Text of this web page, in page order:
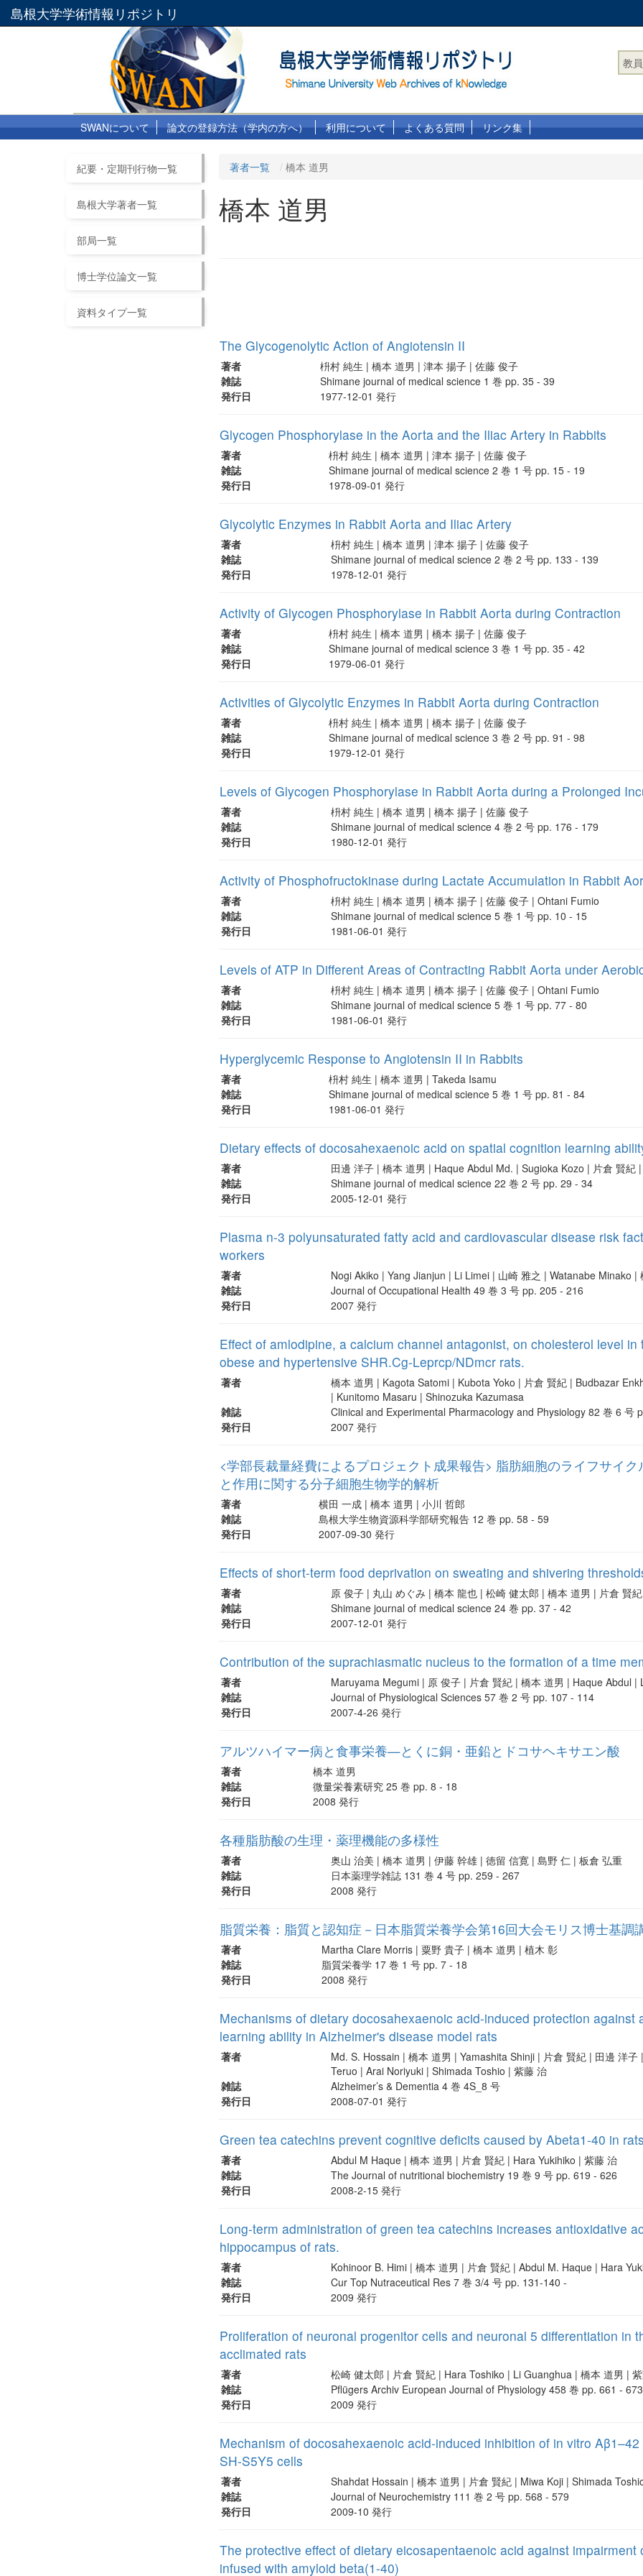
島根大学学術情報リポジトリ
教
SWANについて 論文の登録方法（学内の方へ） 利用について よくある質問 リンク集
紀要・定期刊行物一覧
島根大学著者一覧
部局一覧
博士学位論文一覧
資料タイプ一覧
著者一覧 橋本 道男
橋本 道男
The Glycogenolytic Action of Angiotensin II
著者
枡村 純生 | 橋本 道男 | 津本 揚子 | 佐藤 俊子
雑誌
Shimane journal of medical science 1 巻 pp. 35 - 39
発行日
1977-12-01 発行
Glycogen Phosphorylase in the Aorta and the Iliac Artery in Rabbits
著者
枡村 純生 | 橋本 道男 | 津本 揚子 | 佐藤 俊子
雑誌
Shimane journal of medical science 2 巻 1 号 pp. 15 - 19
発行日
1978-09-01 発行
Glycolytic Enzymes in Rabbit Aorta and Iliac Artery
著者
枡村 純生 | 橋本 道男 | 津本 揚子 | 佐藤 俊子
雑誌
Shimane journal of medical science 2 巻 2 号 pp. 133 - 139
発行日
1978-12-01 発行
Activity of Glycogen Phosphorylase in Rabbit Aorta during Contraction
著者
枡村 純生 | 橋本 道男 | 橋本 揚子 | 佐藤 俊子
雑誌
Shimane journal of medical science 3 巻 1 号 pp. 35 - 42
発行日
1979-06-01 発行
Activities of Glycolytic Enzymes in Rabbit Aorta during Contraction
著者
枡村 純生 | 橋本 道男 | 橋本 揚子 | 佐藤 俊子
雑誌
Shimane journal of medical science 3 巻 2 号 pp. 91 - 98
発行日
1979-12-01 発行
Levels of Glycogen Phosphorylase in Rabbit Aorta during a Prolonged
著者
枡村 純生 | 橋本 道男 | 橋本 揚子 | 佐藤 俊子
雑誌
Shimane journal of medical science 4 巻 2 号 pp. 176 - 179
発行日
1980-12-01 発行
Activity of Phosphofructokinase during Lactate Accumulation in Rabbit
著者
枡村 純生 | 橋本 道男 | 橋本 揚子 | 佐藤 俊子 | Ohtani Fumio
雑誌
Shimane journal of medical science 5 巻 1 号 pp. 10 - 15
発行日
1981-06-01 発行
Levels of ATP in Different Areas of Contracting Rabbit Aorta under
著者
枡村 純生 | 橋本 道男 | 橋本 揚子 | 佐藤 俊子 | Ohtani Fumio
雑誌
Shimane journal of medical science 5 巻 1 号 pp. 77 - 80
発行日
1981-06-01 発行
Hyperglycemic Response to Angiotensin II in Rabbits
著者
枡村 純生 | 橋本 道男 | Takeda Isamu
雑誌
Shimane journal of medical science 5 巻 1 号 pp. 81 - 84
発行日
1981-06-01 発行
Dietary effects of docosahexaenoic acid on spatial cognition learning
著者
田邊 洋子 | 橋本 道男 | Haque Abdul Md. | Sugioka Kozo | 片倉 賢紀
雑誌
Shimane journal of medical science 22 巻 2 号 pp. 29 - 34
発行日
2005-12-01 発行
Plasma n-3 polyunsaturated fatty acid and cardiovascular disease risk
workers
著者
Nogi Akiko | Yang Jianjun | Li Limei | 山崎 雅之 | Watanabe Minako |
雑誌
Journal of Occupational Health 49 巻 3 号 pp. 205 - 216
発行日
2007 発行
Effect of amlodipine, a calcium channel antagonist, on cholesterol level
obese and hypertensive SHR.Cg-Leprcp/NDmcr rats.
著者
橋本 道男 | Kagota Satomi | Kubota Yoko | 片倉 賢紀 | Budbazar
| Kunitomo Masaru | Shinozuka Kazumasa
雑誌
Clinical and Experimental Pharmacology and Physiology 82 巻 6 号
発行日
2007 発行
<学部長裁量経費によるプロジェクト成果報告> 脂肪細胞のライフサイ
と作用に関する分子細胞生物学的解析
著者
横田 一成 | 橋本 道男 | 小川 哲郎
雑誌
島根大学生物資源科学部研究報告 12 巻 pp. 58 - 59
発行日
2007-09-30 発行
Effects of short-term food deprivation on sweating and shivering
著者
原 俊子 | 丸山 めぐみ | 橋本 龍也 | 松崎 健太郎 | 橋本 道男 | 片倉 賢
雑誌
Shimane journal of medical science 24 巻 pp. 37 - 42
発行日
2007-12-01 発行
Contribution of the suprachiasmatic nucleus to the formation of a time
著者
Maruyama Megumi | 原 俊子 | 片倉 賢紀 | 橋本 道男 | Haque Abdul |
雑誌
Journal of Physiological Sciences 57 巻 2 号 pp. 107 - 114
発行日
2007-4-26 発行
アルツハイマー病と食事栄養—とくに銅・亜鉛とドコサヘキサエン酸
著者
橋本 道男
雑誌
微量栄養素研究 25 巻 pp. 8 - 18
発行日
2008 発行
各種脂肪酸の生理・薬理機能の多様性
著者
奥山 治美 | 橋本 道男 | 伊藤 幹雄 | 徳留 信寛 | 島野 仁 | 板倉 弘重
雑誌
日本薬理学雑誌 131 巻 4 号 pp. 259 - 267
発行日
2008 発行
脂質栄養：脂質と認知症－日本脂質栄養学会第16回大会モリス博士基調
著者
Martha Clare Morris | 粟野 貴子 | 橋本 道男 | 植木 彰
雑誌
脂質栄養学 17 巻 1 号 pp. 7 - 18
発行日
2008 発行
Mechanisms of dietary docosahexaenoic acid‐induced protection
learning ability in Alzheimer's disease model rats
著者
Md. S. Hossain | 橋本 道男 | Yamashita Shinji | 片倉 賢紀 | 田邊 洋
Teruo | Arai Noriyuki | Shimada Toshio | 紫藤 治
雑誌
Alzheimer’s & Dementia 4 巻 4S_8 号
発行日
2008-07-01 発行
Green tea catechins prevent cognitive deficits caused by Abeta1-40 in rats
著者
Abdul M Haque | 橋本 道男 | 片倉 賢紀 | Hara Yukihiko | 紫藤 治
雑誌
The Journal of nutritional biochemistry 19 巻 9 号 pp. 619 - 626
発行日
2008-2-15 発行
Long-term administration of green tea catechins increases antioxidative
hippocampus of rats.
著者
Kohinoor B. Himi | 橋本 道男 | 片倉 賢紀 | Abdul M. Haque | Hara
雑誌
Cur Top Nutraceutical Res 7 巻 3/4 号 pp. 131-140 -
発行日
2009 発行
Proliferation of neuronal progenitor cells and neuronal 5 differentiation in
acclimated rats
著者
松崎 健太郎 | 片倉 賢紀 | Hara Toshiko | Li Guanghua | 橋本 道男 |
雑誌
Pflügers Archiv European Journal of Physiology 458 巻 pp. 661 - 673
発行日
2009 発行
Mechanism of docosahexaenoic acid‐induced inhibition of in vitro
SH‐S5Y5 cells
著者
Shahdat Hossain | 橋本 道男 | 片倉 賢紀 | Miwa Koji | Shimada
雑誌
Journal of Neurochemistry 111 巻 2 号 pp. 568 - 579
発行日
2009-10 発行
The protective effect of dietary eicosapentaenoic acid against
infused with amyloid beta(1-40)